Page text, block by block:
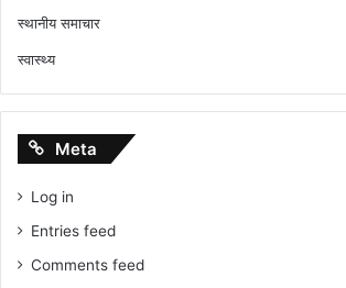
स्थानीय समाचार
स्वास्थ्य
Meta
Log in
Entries feed
Comments feed